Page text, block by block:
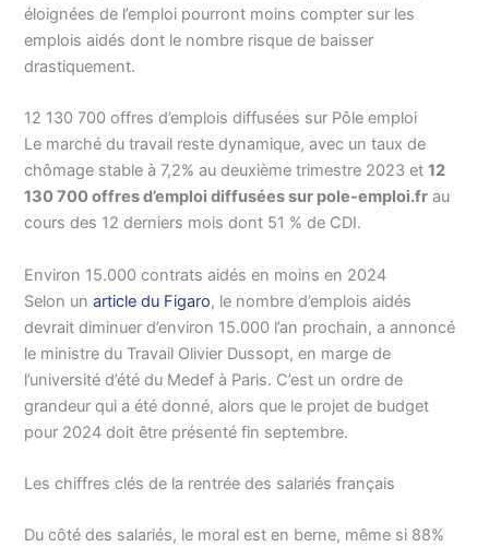
éloignées de l’emploi pourront moins compter sur les
emplois aidés dont le nombre risque de baisser
drastiquement.
12 130 700 offres d’emplois diffusées sur Pôle emploi
Le marché du travail reste dynamique, avec un taux de
chômage stable à 7,2% au deuxième trimestre 2023 et12
130 700 offres d’emploi diffusées sur pole-emploi.fr au
cours des 12 derniers mois dont 51 % de CDI.
Environ 15.000 contrats aidés en moins en 2024
Selon unarticle du Figaro, le nombre d’emplois aidés
devrait diminuer d’environ 15.000 l’an prochain, a annoncé
le ministre du Travail Olivier Dussopt, en marge de
l’université d’été du Medef à Paris. C’est un ordre de
grandeur qui a été donné, alors que le projet de budget
pour 2024 doit être présenté fin septembre.
Les chiffres clés de la rentrée des salariés français
Du côté des salariés, le moral est en berne, même si 88%